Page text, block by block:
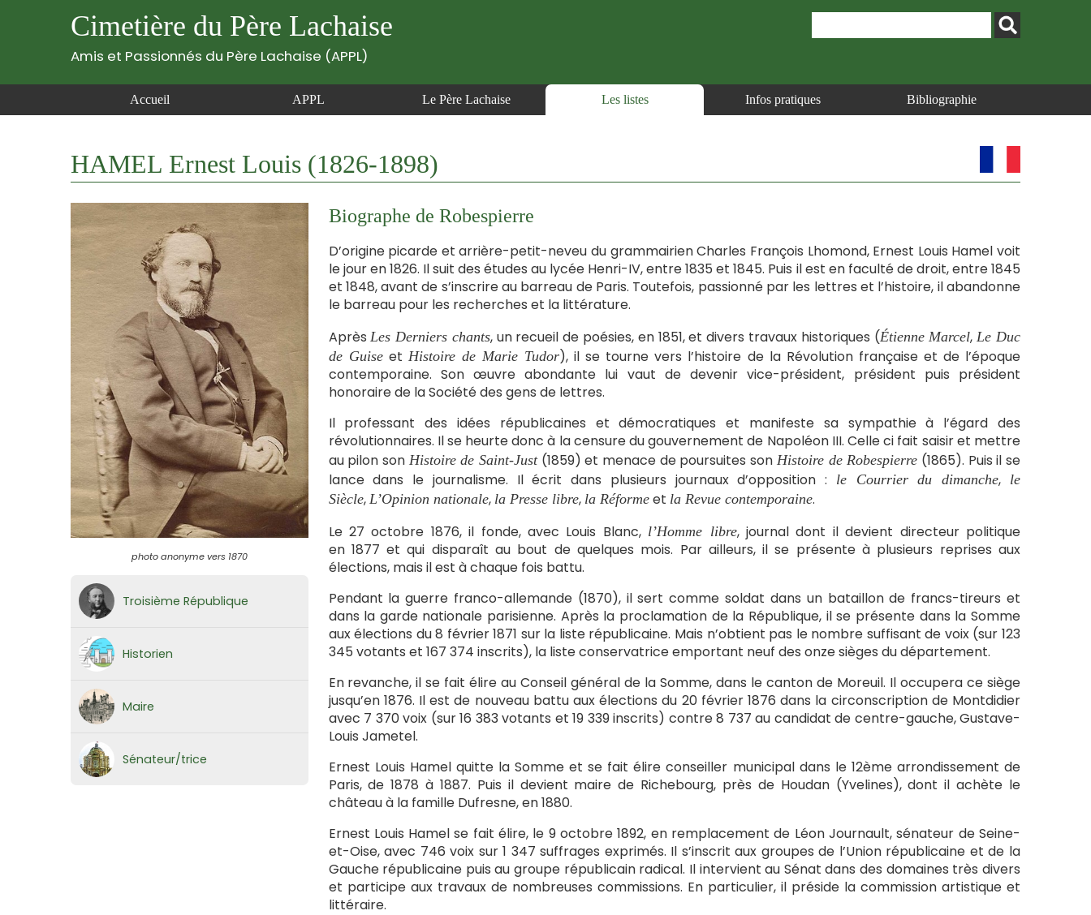
Cimetière du Père Lachaise
Amis et Passionnés du Père Lachaise (APPL)
Accueil APPL Le Père Lachaise Les listes Infos pratiques Bibliographie
HAMEL Ernest Louis (1826-1898)
photo anonyme vers 1870
Troisième République
Historien
Maire
Sénateur/trice
Biographe de Robespierre
D’origine picarde et arrière-petit-neveu du grammairien Charles François Lhomond, Ernest Louis Hamel voit
le jour en 1826. Il suit des études au lycée Henri-IV, entre 1835 et 1845. Puis il est en faculté de droit, entre 1845
et 1848, avant de s’inscrire au barreau de Paris. Toutefois, passionné par les lettres et l’histoire, il abandonne
le barreau pour les recherches et la littérature.
AprèsLes Derniers chants, un recueil de poésies, en 1851, et divers travaux historiques (Étienne Marcel,Le Duc
de Guiseet Histoire de Marie Tudor), il se tourne vers l’histoire de la Révolution française et de l’époque
contemporaine. Son œuvre abondante lui vaut de devenir vice-président, président puis président
honoraire de la Société des gens de lettres.
Il professant des idées républicaines et démocratiques et manifeste sa sympathie à l’égard des
révolutionnaires. Il se heurte donc à la censure du gouvernement de Napoléon III. Celle ci fait saisir et mettre
au pilon son Histoire de Saint-Just(1859) et menace de poursuites son Histoire de Robespierre (1865). Puis il se
lance dans le journalisme. Il écrit dans plusieurs journaux d’opposition :
le Courrier du dimanche, le
Siècle, L’Opinion nationale, la Presse libre, la Réformeet la Revue contemporaine.
Le 27 octobre 1876, il fonde, avec Louis Blanc, l’Homme libre, journal dont il devient directeur politique
en 1877 et qui disparaît au bout de quelques mois. Par ailleurs, il se présente à plusieurs reprises aux
élections, mais il est à chaque fois battu.
Pendant la guerre franco-allemande (1870), il sert comme soldat dans un bataillon de francs-tireurs et
dans la garde nationale parisienne. Après la proclamation de la République, il se présente dans la Somme
aux élections du 8 février 1871 sur la liste républicaine. Mais n’obtient pas le nombre suffisant de voix (sur 123
345 votants et 167 374 inscrits), la liste conservatrice emportant neuf des onze sièges du département.
En revanche, il se fait élire au Conseil général de la Somme, dans le canton de Moreuil. Il occupera ce siège
jusqu’en 1876. Il est de nouveau battu aux élections du 20 février 1876 dans la circonscription de Montdidier
avec 7 370 voix (sur 16 383 votants et 19 339 inscrits) contre 8 737 au candidat de centre-gauche, Gustave-
Louis Jametel.
Ernest Louis Hamel quitte la Somme et se fait élire conseiller municipal dans le 12ème arrondissement de
Paris, de 1878 à 1887. Puis il devient maire de Richebourg, près de Houdan (Yvelines), dont il achète le
château à la famille Dufresne, en 1880.
Ernest Louis Hamel se fait élire, le 9 octobre 1892, en remplacement de Léon Journault, sénateur de Seine-
et-Oise, avec 746 voix sur 1 347 suffrages exprimés. Il s’inscrit aux groupes de l’Union républicaine et de la
Gauche républicaine puis au groupe républicain radical. Il intervient au Sénat dans des domaines très divers
et participe aux travaux de nombreuses commissions. En particulier, il préside la commission artistique et
littéraire.